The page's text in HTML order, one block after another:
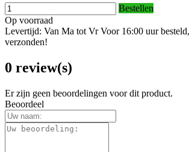
Bestellen
Op voorraad
Levertijd: Van Ma tot Vr Voor 16:00 uur
verzonden!
0 review(s)
Er zijn geen beoordelingen voor dit product.
Beoordeel